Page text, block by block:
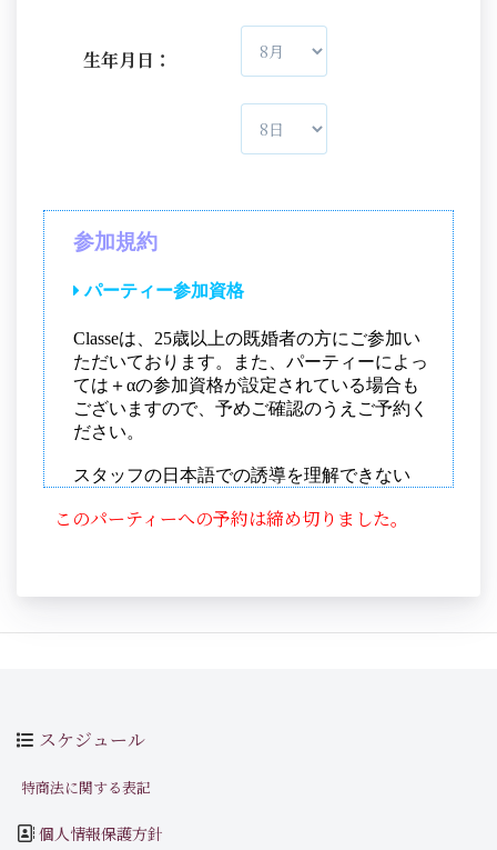
生年月日：
このパーティーへの予約は締め切りました。
スケジュール
特商法に関する表記
個人情報保護方針